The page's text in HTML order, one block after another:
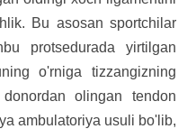
Bu asosan sportchilar
protsedurada yirtilgan
o'rniga tizzangizning
olingan tendon
ambulatoriya usuli bo'lib,